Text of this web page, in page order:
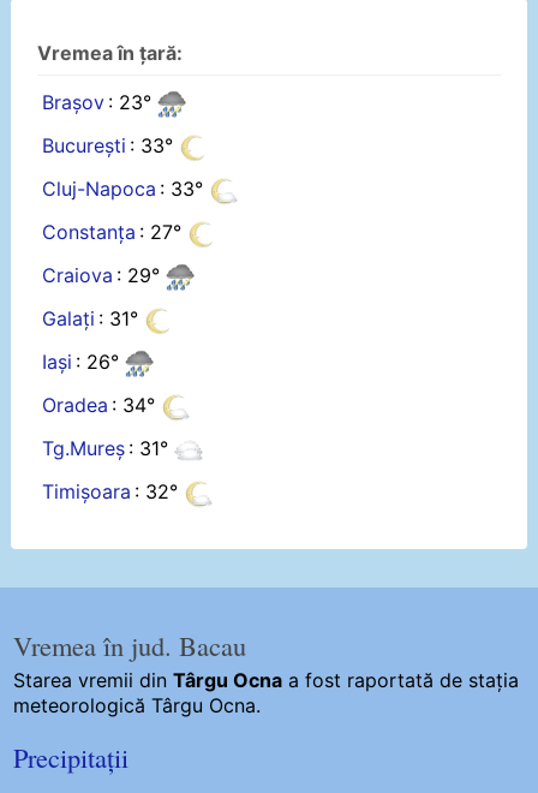
Vremea în țară:
Brașov : 23°
București : 33°
Cluj-Napoca : 33°
Constanța : 27°
Craiova : 29°
Galați : 31°
Iași : 26°
Oradea : 34°
Tg.Mureș : 31°
Timișoara : 32°
Vremea în jud. Bacau
Starea vremii dinTârgu Ocna a fost raportată de stația
meteorologică Târgu Ocna.
Precipitații